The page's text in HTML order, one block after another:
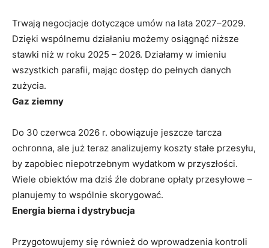
Trwają negocjacje dotyczące umów na lata 2027–2029.
Dzięki wspólnemu działaniu możemy osiągnąć niższe
stawki niż w roku 2025 – 2026. Działamy w imieniu
wszystkich parafii, mając dostęp do pełnych danych
zużycia.
Gaz ziemny
Do 30 czerwca 2026 r. obowiązuje jeszcze tarcza
ochronna, ale już teraz analizujemy koszty stałe przesyłu,
by zapobiec niepotrzebnym wydatkom w przyszłości.
Wiele obiektów ma dziś źle dobrane opłaty przesyłowe –
planujemy to wspólnie skorygować.
Energia bierna i dystrybucja
Przygotowujemy się również do wprowadzenia kontroli